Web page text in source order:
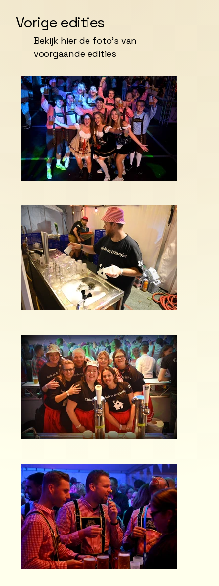
Vorige edities
Bekijk hier de foto's van
voorgaande edities